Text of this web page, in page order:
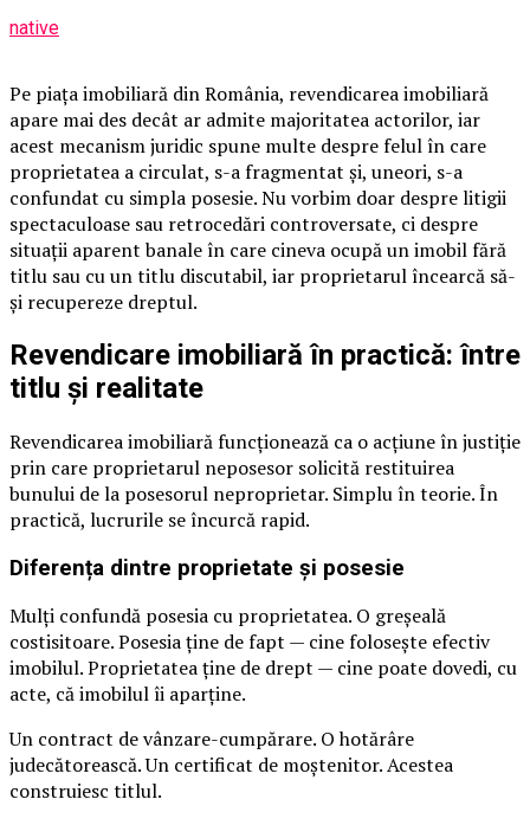
native
Pe piața imobiliară din România, revendicarea imobiliară
apare mai des decât ar admite majoritatea actorilor, iar
acest mecanism juridic spune multe despre felul în care
proprietatea a circulat, s-a fragmentat și, uneori, s-a
confundat cu simpla posesie. Nu vorbim doar despre litigii
spectaculoase sau retrocedări controversate, ci despre
situații aparent banale în care cineva ocupă un imobil fără
titlu sau cu un titlu discutabil, iar proprietarul încearcă să-
și recupereze dreptul.
Revendicare imobiliară în practică: între
titlu și realitate
Revendicarea imobiliară funcționează ca o acțiune în justiție
prin care proprietarul neposesor solicită restituirea
bunului de la posesorul neproprietar. Simplu în teorie. În
practică, lucrurile se încurcă rapid.
Diferența dintre proprietate și posesie
Mulți confundă posesia cu proprietatea. O greșeală
costisitoare. Posesia ține de fapt — cine folosește efectiv
imobilul. Proprietatea ține de drept — cine poate dovedi, cu
acte, că imobilul îi aparține.
Un contract de vânzare-cumpărare. O hotărâre
judecătorească. Un certificat de moștenitor. Acestea
construiesc titlul.